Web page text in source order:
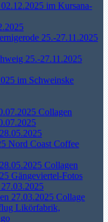
im Kursana-
25.-27.11.2025
25.-27.11.2025
im Schweinske
Collagen
Nord Coast Coffee
Collagen
Gängeviertel-Fotos
27.03.2025 Collage
Likörfabrik,